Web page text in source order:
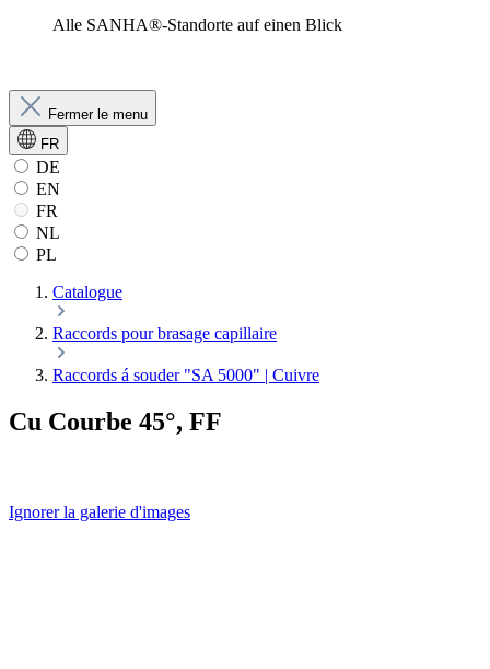
Alle SANHA®-Standorte auf einen Blick
Fermer le menu
FR
DE
EN
FR
NL
PL
Catalogue
Raccords pour brasage capillaire
Raccords á souder "SA 5000" | Cuivre
Cu Courbe 45°, FF
Ignorer la galerie d'images